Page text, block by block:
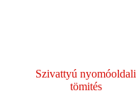
Szivattyú nyomóoldali
tömités